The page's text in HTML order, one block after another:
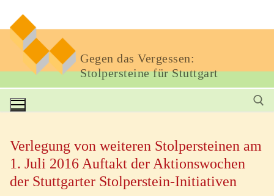
Gegen das Vergessen:
Stolpersteine für Stuttgart
Verlegung von weiteren Stolpersteinen am
1. Juli 2016 Auftakt der Aktionswochen
der Stuttgarter Stolperstein-Initiativen